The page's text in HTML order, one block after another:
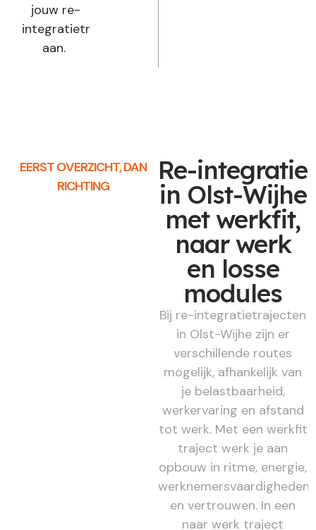
jouw re-
integratietraject
aan.
EERST OVERZICHT, DAN
RICHTING
Re-integratie
in Olst-Wijhe
met werkfit,
naar werk
en losse
modules
Bij re-integratietrajecten
in Olst-Wijhe zijn er
verschillende routes
mogelijk, afhankelijk van
je belastbaarheid,
werkervaring en afstand
tot werk. Met een werkfit
traject werk je aan
opbouw in ritme, energie,
werknemersvaardigheden
en vertrouwen. In een
naar werk traject